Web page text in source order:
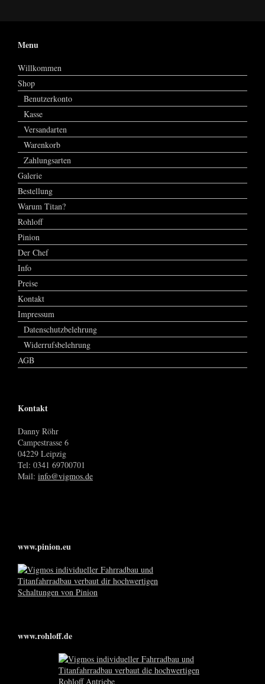
Menu
Willkommen
Shop
Benutzerkonto
Kasse
Versandarten
Warenkorb
Zahlungsarten
Galerie
Bestellung
Warum Titan?
Rohloff
Pinion
Der Chef
Info
Preise
Kontakt
Impressum
Datenschutzbelehrung
Widerrufsbelehrung
AGB
Kontakt
Danny Röhr
Campestrasse 6
04229 Leipzig
Tel: 0341 69700701
Mail: info@vigmos.de
www.pinion.eu
www.rohloff.de